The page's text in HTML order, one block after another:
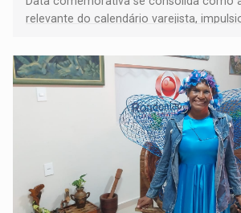
relevante do calendário varejista,
média do trabalhador